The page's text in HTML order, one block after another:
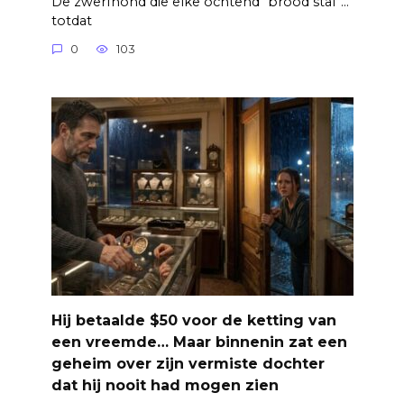
totdat
0 103
Hij betaalde $50 voor de ketting van
een vreemde… Maar binnenin zat een
geheim over zijn vermiste dochter
dat hij nooit had mogen zien